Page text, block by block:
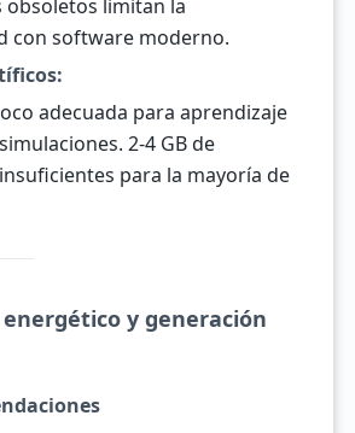
limitan la
con software moderno.
adecuada para aprendizaje
2-4 GB de
para la mayoría de
energético y generación